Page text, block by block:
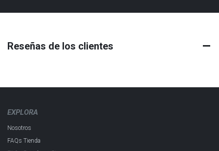
Reseñas de los clientes
EXPLORA
Nosotros
FAQs Tienda